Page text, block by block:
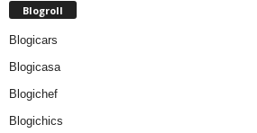
Blogroll
Blogicars
Blogicasa
Blogichef
Blogichics